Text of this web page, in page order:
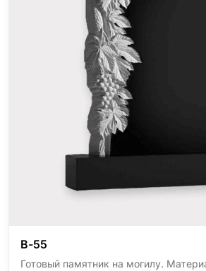
В-55
Готовый памятник на могилу.